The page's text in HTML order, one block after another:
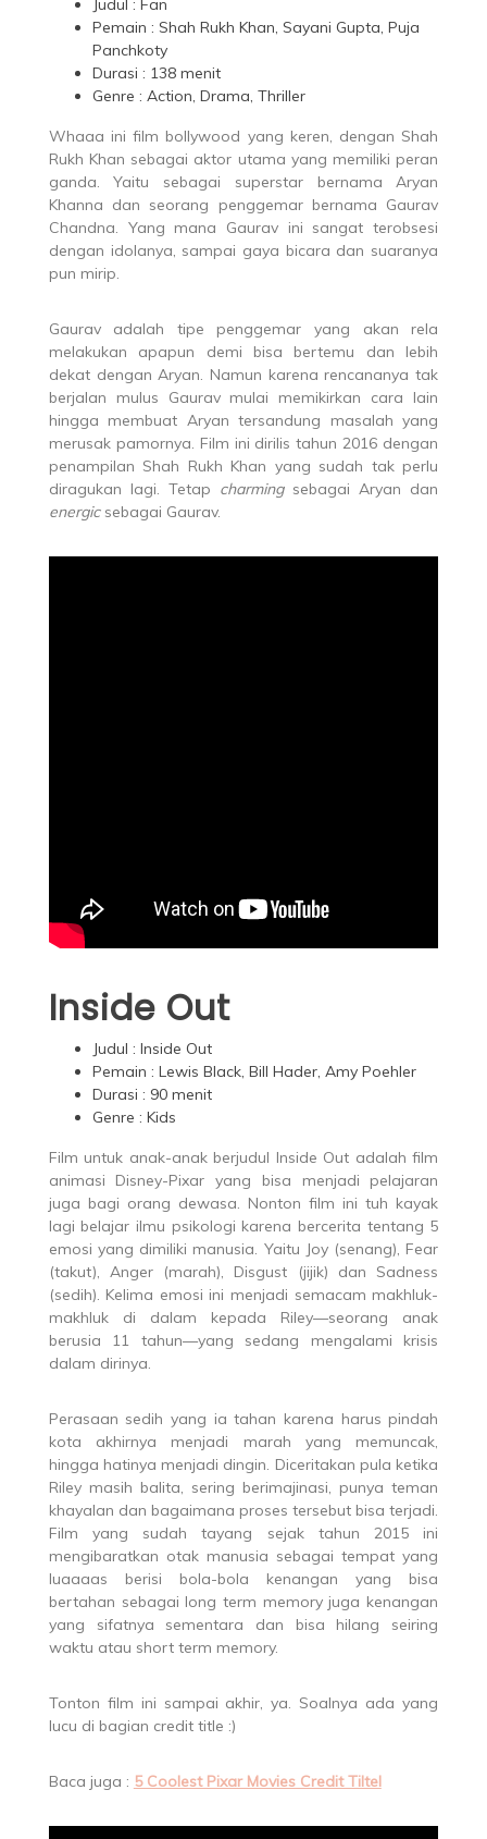
Judul : Fan
Pemain : Shah Rukh Khan, Sayani Gupta, Puja
Panchkoty
Durasi : 138 menit
Genre : Action, Drama, Thriller
Whaaa ini film bollywood yang keren, dengan Shah
Rukh Khan sebagai aktor utama yang memiliki peran
ganda. Yaitu sebagai superstar bernama Aryan
Khanna dan seorang penggemar bernama Gaurav
Chandna. Yang mana Gaurav ini sangat terobsesi
dengan idolanya, sampai gaya bicara dan suaranya
pun mirip.
Gaurav adalah tipe penggemar yang akan rela
melakukan apapun demi bisa bertemu dan lebih
dekat dengan Aryan. Namun karena rencananya tak
berjalan mulus Gaurav mulai memikirkan cara lain
hingga membuat Aryan tersandung masalah yang
merusak pamornya. Film ini dirilis tahun 2016 dengan
penampilan Shah Rukh Khan yang sudah tak perlu
diragukan lagi. Tetap charmingsebagai Aryan dan
energicsebagai Gaurav.
Inside Out
Judul : Inside Out
Pemain : Lewis Black, Bill Hader, Amy Poehler
Durasi : 90 menit
Genre : Kids
Film untuk anak-anak berjudul Inside Out adalah film
animasi Disney-Pixar yang bisa menjadi pelajaran
juga bagi orang dewasa. Nonton film ini tuh kayak
lagi belajar ilmu psikologi karena bercerita tentang 5
emosi yang dimiliki manusia. Yaitu Joy (senang), Fear
(takut), Anger (marah), Disgust (jijik) dan Sadness
(sedih). Kelima emosi ini menjadi semacam makhluk-
makhluk di dalam kepada Riley—seorang anak
berusia 11 tahun—yang sedang mengalami krisis
dalam dirinya.
Perasaan sedih yang ia tahan karena harus pindah
kota akhirnya menjadi marah yang memuncak,
hingga hatinya menjadi dingin. Diceritakan pula ketika
Riley masih balita, sering berimajinasi, punya teman
khayalan dan bagaimana proses tersebut bisa terjadi.
Film yang sudah tayang sejak tahun 2015 ini
mengibaratkan otak manusia sebagai tempat yang
luaaaas berisi bola-bola kenangan yang bisa
bertahan sebagai long term memory juga kenangan
yang sifatnya sementara dan bisa hilang seiring
waktu atau short term memory.
Tonton film ini sampai akhir, ya. Soalnya ada yang
lucu di bagian credit title :)
Baca juga : 5 Coolest Pixar Movies Credit Tiltel